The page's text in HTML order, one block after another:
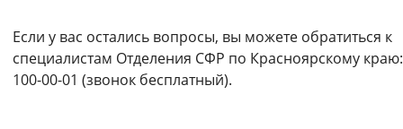
Если у вас остались вопросы, вы можете обратиться к
специалистам Отделения СФР по Красноярскому
100-00-01 (звонок бесплатный).